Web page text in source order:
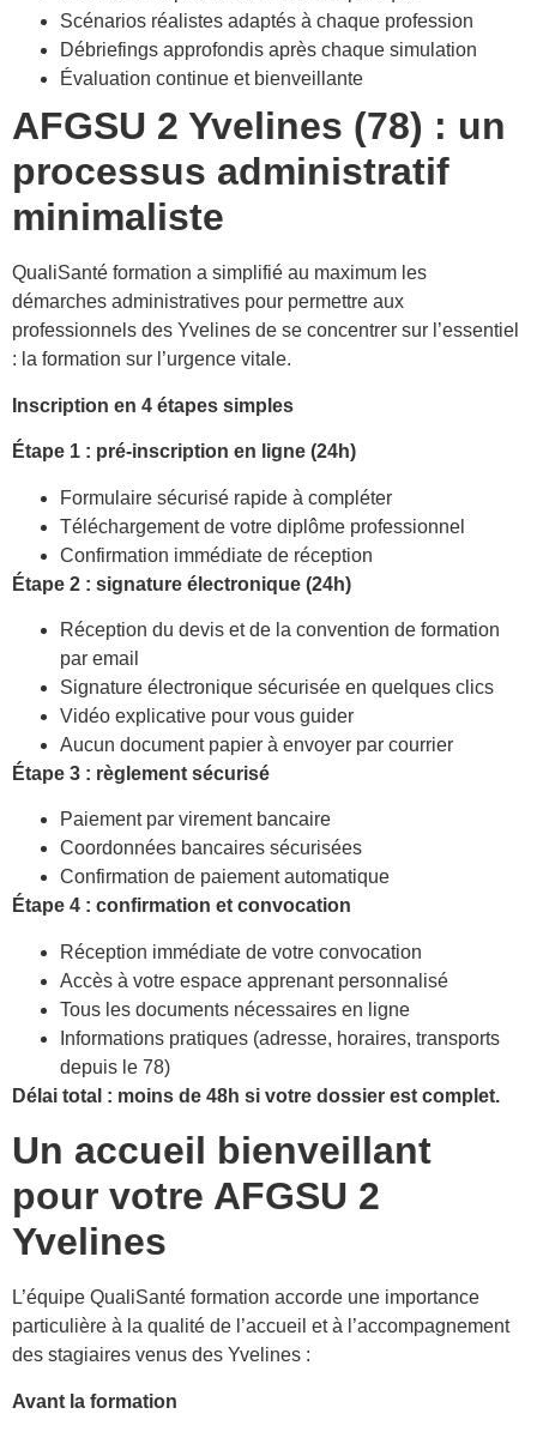
Scénarios réalistes adaptés à chaque profession
Débriefings approfondis après chaque simulation
Évaluation continue et bienveillante
AFGSU 2 Yvelines (78) : un
processus administratif
minimaliste
QualiSanté formation a simplifié au maximum les
démarches administratives pour permettre aux
professionnels des Yvelines de se concentrer sur l’essentiel
: la formation sur l’urgence vitale.
Inscription en 4 étapes simples
Étape 1 : pré-inscription en ligne (24h)
Formulaire sécurisé rapide à compléter
Téléchargement de votre diplôme professionnel
Confirmation immédiate de réception
Étape 2 : signature électronique (24h)
Réception du devis et de la convention de formation
par email
Signature électronique sécurisée en quelques clics
Vidéo explicative pour vous guider
Aucun document papier à envoyer par courrier
Étape 3 : règlement sécurisé
Paiement par virement bancaire
Coordonnées bancaires sécurisées
Confirmation de paiement automatique
Étape 4 : confirmation et convocation
Réception immédiate de votre convocation
Accès à votre espace apprenant personnalisé
Tous les documents nécessaires en ligne
Informations pratiques (adresse, horaires, transports
depuis le 78)
Délai total : moins de 48h si votre dossier est complet.
Un accueil bienveillant
pour votre AFGSU 2
Yvelines
L’équipe QualiSanté formation accorde une importance
particulière à la qualité de l’accueil et à l’accompagnement
des stagiaires venus des Yvelines :
Avant la formation